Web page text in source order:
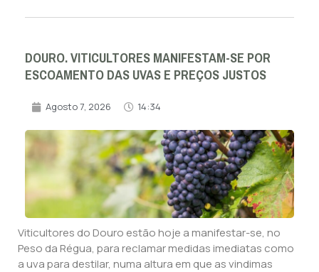
DOURO. VITICULTORES MANIFESTAM-SE POR
ESCOAMENTO DAS UVAS E PREÇOS JUSTOS
Agosto 7, 2026 14:34
Viticultores do Douro estão hoje a manifestar-se, no
Peso da Régua, para reclamar medidas imediatas como
a uva para destilar, numa altura em que as vindimas